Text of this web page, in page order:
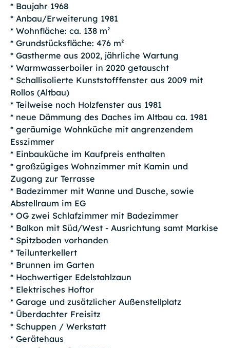
* Baujahr 1968
* Anbau/Erweiterung 1981
* Wohnfläche: ca. 138 m²
* Grundstücksfläche: 476 m²
* Gastherme aus 2002, jährliche Wartung
* Warmwasserboiler in 2020 getauscht
* Schallisolierte Kunststofffenster aus 2009 mit
Rollos (Altbau)
* Teilweise noch Holzfenster aus 1981
* neue Dämmung des Daches im Altbau ca. 1981
* geräumige Wohnküche mit angrenzendem
Esszimmer
* Einbauküche im Kaufpreis enthalten
* großzügiges Wohnzimmer mit Kamin und
Zugang zur Terrasse
* Badezimmer mit Wanne und Dusche, sowie
Abstellraum im EG
* OG zwei Schlafzimmer mit Badezimmer
* Balkon mit Süd/West - Ausrichtung samt Markise
* Spitzboden vorhanden
* Teilunterkellert
* Brunnen im Garten
* Hochwertiger Edelstahlzaun
* Elektrisches Hoftor
* Garage und zusätzlicher Außenstellplatz
* Überdachter Freisitz
* Schuppen / Werkstatt
* Gerätehaus